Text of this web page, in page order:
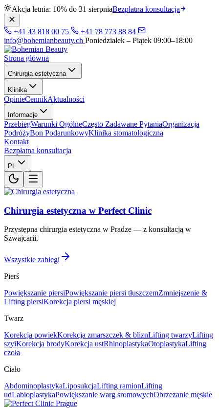
Akcja letnia: 10% do 31 sierpniaBezpłatna konsultacja
+41 43 818 00 75
+41 78 773 88 84
info@bohemianbeauty.ch Poniedziałek – Piątek 09:00–18:00
Strona główna
Chirurgia estetyczna
Klinika
OpinieCennikAktualności
Informacje
PrzebiegWarunki OgólneCzęsto Zadawane PytaniaOrganizacja
PodróżyBon PodarunkowyKlinika stomatologiczna
Kontakt
Bezpłatna konsultacja
PL
Chirurgia estetyczna w Perfect Clinic
Przystępna chirurgia estetyczna w Pradze — z konsultacją w
Szwajcarii.
Wszystkie zabiegi
Pierś
Powiększanie piersiPowiększanie piersi tłuszczemZmniejszenie &
Lifting piersiKorekcja piersi męskiej
Twarz
Korekcja powiekKorekcja zmarszczek & bliznLifting twarzyLifting
szyiKorekcja brodyKorekcja ustRhinoplastykaOtoplastykaLifting
czoła
Ciało
AbdominoplastykaLiposukcjaLifting ramionLifting
udLabioplastykaPowiększanie warg sromowychObrzezanie męskie